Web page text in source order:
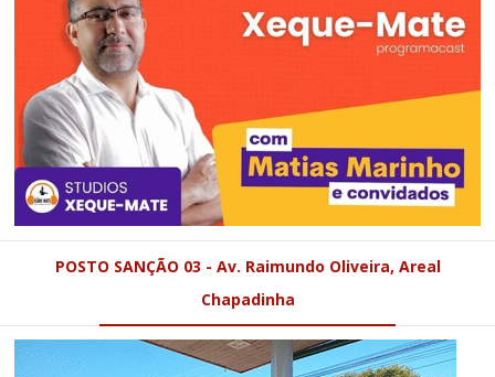
POSTO SANÇÃO 03 - Av. Raimundo Oliveira, Areal
Chapadinha